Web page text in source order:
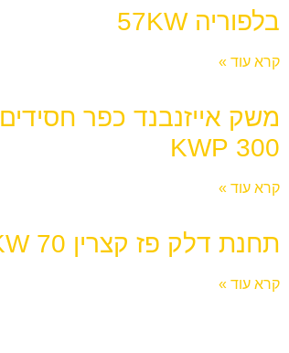
בלפוריה 57KW
קרא עוד »
משק אייזנבנד כפר חסידים
300 KWP
קרא עוד »
תחנת דלק פז קצרין 70 KW
קרא עוד »